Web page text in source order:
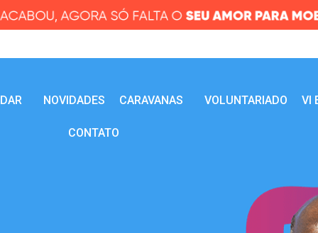
NOVIDADES CARAVANAS VOLUNTARIADO VI
CONTATO